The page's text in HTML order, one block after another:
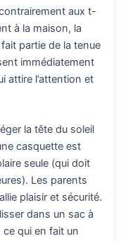
aux t-
à la maison, la
partie de la tenue
immédiatement
attire l’attention et
la tête du soleil
casquette est
seule (qui doit
Les parents
plaisir et sécurité.
dans un sac à
qui en fait un